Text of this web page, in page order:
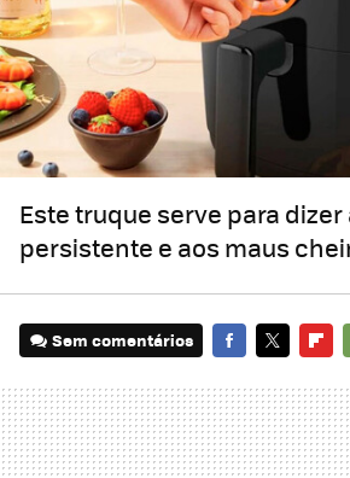
Este truque serve para
persistente e aos maus
Sem comentários